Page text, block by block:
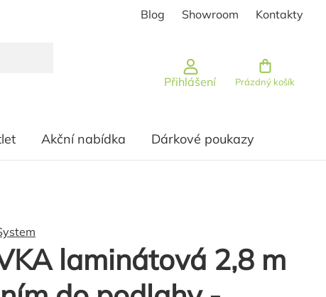
Blog Showroom Kontakty
Přihlášení Nákupní košík
Prázdný košík
Akční nabídka Dárkové poukazy
laminátová 2,8 m